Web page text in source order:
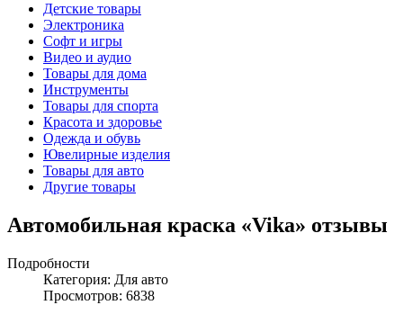
Детские товары
Электроника
Софт и игры
Видео и аудио
Товары для дома
Инструменты
Товары для спорта
Красота и здоровье
Одежда и обувь
Ювелирные изделия
Товары для авто
Другие товары
Автомобильная краска «Vika» отзывы
Подробности
Категория: Для авто
Просмотров: 6838